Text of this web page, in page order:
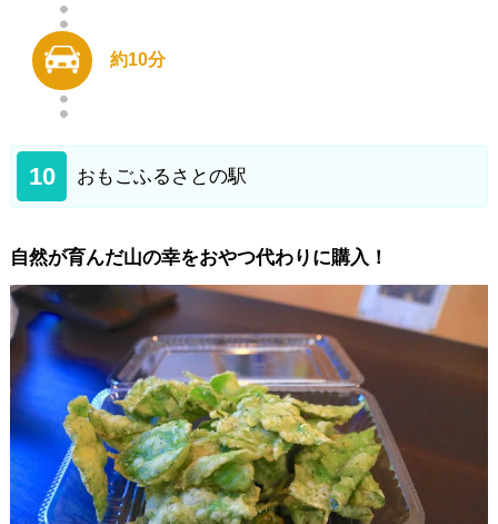
約10分
10 おもごふるさとの駅
自然が育んだ山の幸をおやつ代わりに購入！